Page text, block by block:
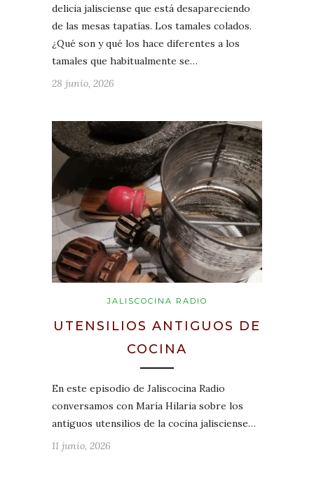
delicia jalisciense que está desapareciendo
de las mesas tapatías. Los tamales colados.
¿Qué son y qué los hace diferentes a los
tamales que habitualmente se…
28 junio, 2026
JALISCOCINA RADIO
UTENSILIOS ANTIGUOS DE
COCINA
En este episodio de Jaliscocina Radio
conversamos con María Hilaria sobre los
antiguos utensilios de la cocina jalisciense…
11 junio, 2026